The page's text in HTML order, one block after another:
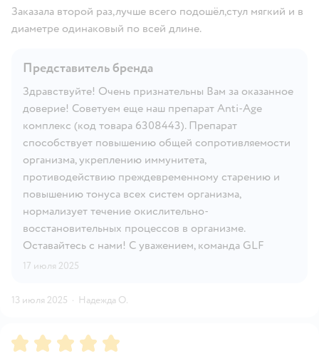
Заказала второй раз,лучше всего подошёл,стул мягкий и в
диаметре одинаковый по всей длине.
Представитель бренда
Здравствуйте! Очень признательны Вам за оказанное
доверие! Советуем еще наш препарат Anti-Age
комплекс (код товара 6308443). Препарат
способствует повышению общей сопротивляемости
организма, укреплению иммунитета,
противодействию преждевременному старению и
повышению тонуса всех систем организма,
нормализует течение окислительно-
восстановительных процессов в организме.
Оставайтесь с нами! С уважением, команда GLF
17 июля 2025
13 июля 2025 · Надежда О.
Рейтинг:5